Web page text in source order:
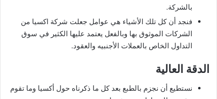
بالشركة.
فنجد أن كل تلك الأشياء هي عوامل جعلت شركة اكسيا من
الشركات الموثوق بها وبالفعل يعتمد عليها الكثير في سوق
التداول الخاص بالعملات الأجنبيه والعقود.
الدقة العالية
نستطيع أن نجزم بالطبع بعد كل ما ذكرناه حول أكسيا وما تقوم